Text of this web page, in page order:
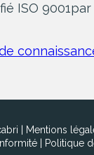
ISO 9001par
| Mentions
Politique